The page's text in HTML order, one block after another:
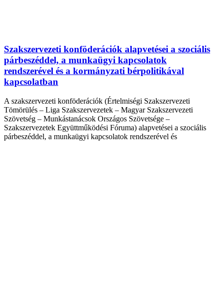
Szakszervezeti konföderációk alapvetései a szociális
párbeszéddel, a munkaügyi kapcsolatok
rendszerével és a kormányzati bérpolitikával
kapcsolatban
A szakszervezeti konföderációk (Értelmiségi Szakszervezeti
Tömörülés – Liga Szakszervezetek – Magyar Szakszervezeti
Szövetség – Munkástanácsok Országos Szövetsége –
Szakszervezetek Együttműködési Fóruma) alapvetései a szociális
párbeszéddel, a munkaügyi kapcsolatok rendszerével és